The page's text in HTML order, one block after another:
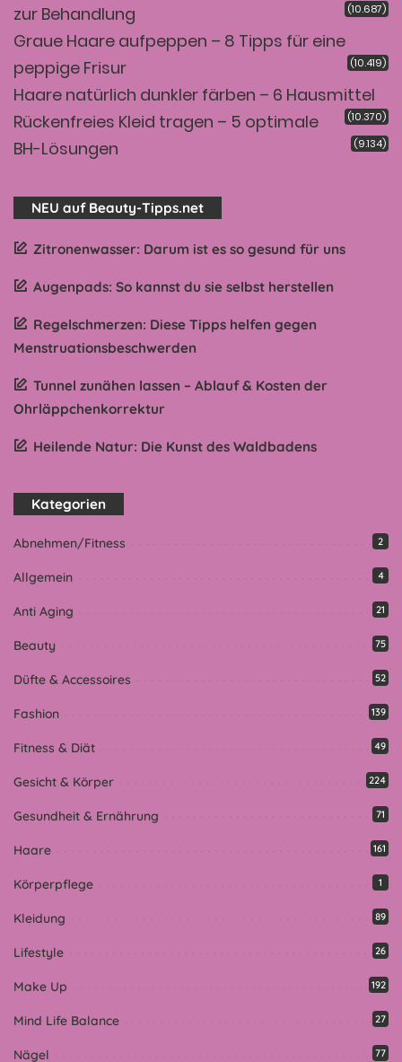
zur Behandlung
(10.687)
Graue Haare aufpeppen – 8 Tipps für eine
peppige Frisur
(10.419)
Haare natürlich dunkler färben – 6 Hausmittel
(10.370)
Rückenfreies Kleid tragen – 5 optimale
BH-Lösungen
(9.134)
NEU auf Beauty-Tipps.net
Zitronenwasser: Darum ist es so gesund für uns
Augenpads: So kannst du sie selbst herstellen
Regelschmerzen: Diese Tipps helfen gegen
Menstruationsbeschwerden
Tunnel zunähen lassen – Ablauf & Kosten der
Ohrläppchenkorrektur
Heilende Natur: Die Kunst des Waldbadens
Kategorien
Abnehmen/Fitness 2
Allgemein 4
Anti Aging 21
Beauty 75
Düfte & Accessoires 52
Fashion 139
Fitness & Diät 49
Gesicht & Körper 224
Gesundheit & Ernährung 71
Haare 161
Körperpflege 1
Kleidung 89
Lifestyle 26
Make Up 192
Mind Life Balance 27
Nägel 77